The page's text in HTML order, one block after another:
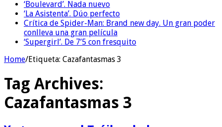
‘Boulevard’. Nada nuevo
‘La Asistenta’. Dúo perfecto
Crítica de Spider-Man: Brand new day. Un gran poder
conlleva una gran película
‘Supergirl’. De 7’5 con fresquito
Home/Etiqueta: Cazafantasmas 3
Tag Archives:
Cazafantasmas 3